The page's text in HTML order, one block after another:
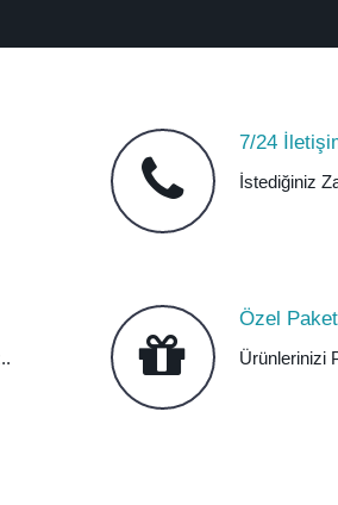
7/24
İstediğiniz
Özel
Ürünlerinizi